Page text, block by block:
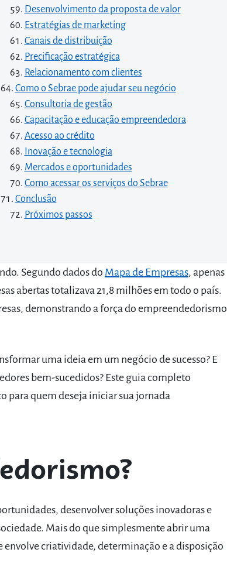
Desenvolvimento da proposta de valor
Estratégias de marketing
Canais de distribuição
Precificação estratégica
Relacionamento com clientes
Como o Sebrae pode ajudar seu negócio
Consultoria de gestão
Capacitação e educação empreendedora
Acesso ao crédito
Inovação e tecnologia
Mercados e oportunidades
Como acessar os serviços do Sebrae
Conclusão
Próximos passos
Segundo dados do Mapa de Empresas, apenas
abertas totalizava 21,8 milhões em todo o país.
demonstrando a força do empreendedorismo
uma ideia em um negócio de sucesso? E
bem-sucedidos? Este guia completo
para quem deseja iniciar sua jornada
desenvolver soluções inovadoras e
Mais do que simplesmente abrir uma
criatividade, determinação e a disposição